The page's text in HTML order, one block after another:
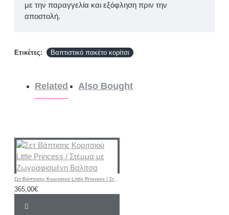
με την παραγγελία και εξόφληση πριν την
αποστολή.
Ετικέτες: Βαπτιστικό πακέτο κορίτσι
Related Also Bought
Σετ Βάπτισης Κοριτσιού Little Princess / Στέμμα με Ζωγραφισμένη Βαλίτσα
365,00€